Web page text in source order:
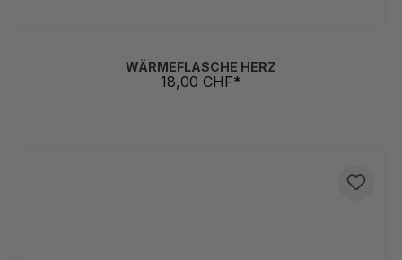
WÄRMEFLASCHE HERZ
18,00 CHF*